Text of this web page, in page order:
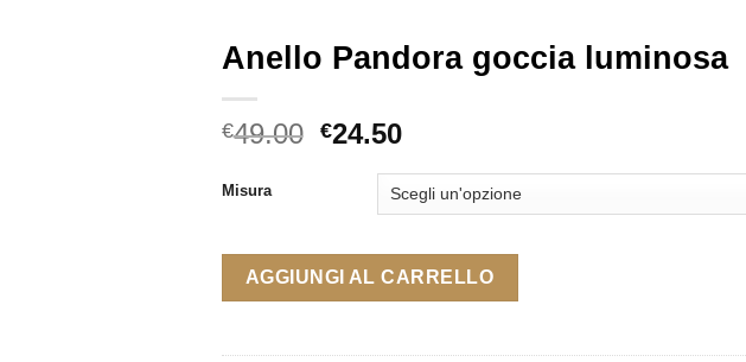
Anello Pandora goccia luminosa
€49.00 Il
originale
€49.00.
€24.50Il
attuale
è:
€24.50.
Misura
AGGIUNGI AL CARRELLO